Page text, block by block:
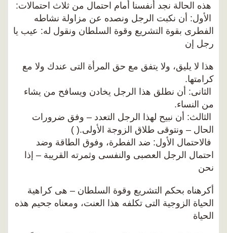
هذه الحالة نجد أنفسنا أمام احتمال من ثلاث احتمالات:
الأول: أن نكبت الرجل ونصده عن مزاولة نشاطه
الفطرى بقوة التشريع وقوة السلطان ونقول له: عيب يا
رجل إن
هذا لا يليق، ولا يتفق مع حق المرأة التى عندك ولا مع
كرامتها.
الثانى: أن نطلق هذا الرجل يخادن ويسافح من يشاء
من النساء.
الثالث: أن نبيح لهذا الرجل التعدد – وفق ضرورات
الحال – ونتوقى طلاق الزوجة الأولى.( )
فالاحتمال الأول: ضد الفطرة، وفوق الطاقة وضد
احتمال الرجل العصبى والنفسى وثمرته القريبة – إذا
نحن
أكرهناه بحكم التشريع وقوة السلطان – هى كراهية
الحياة الزوجية التى تكلفه هذا العنت، ومعناه جحيم هذه
الحياة